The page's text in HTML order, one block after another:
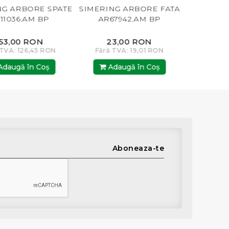
SIMERING ARBORE FATA
AR67942.AM BP
Fără TVA: 19,01 RON
Adaugă în Coş
SIMERING ARBORE FATA
AR67942.AM RUL
Fără TVA: 126,45 RON
Adaugă în Coş
Aboneaza-te